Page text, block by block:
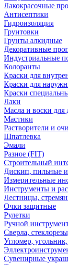
Лакокрасочные
Антисептики
Гидроизоляция
Грунтовки
Грунты алкидные
Декоративные
Индустриальные
Колоранты
Краски для
Краски для
Краски
Лаки
Масла и воски для
Мастики
Растворители и
Шпатлевка
Эмали
Разное (FIT)
Строительный
Дискип, пильные и
Измерительные
Инструменты и
Лестницы,
Очки защитные
Рулетки
Ручной
Сверла,
Угломер,
Сувенирные